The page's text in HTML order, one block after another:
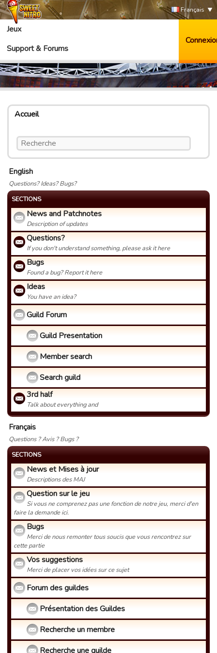
Français
Jeux
Support & Forums
Accueil
English
Questions? Ideas? Bugs?
SECTIONS
News and Patchnotes
Description of updates
Questions?
If you don't understand something, please ask it here
Bugs
Found a bug? Report it here
Ideas
You have an idea?
Guild Forum
Guild Presentation
Member search
Search guild
3rd half
Talk about everything and
Français
Questions ? Avis ? Bugs ?
SECTIONS
News et Mises à jour
Descriptions des MAJ
Question sur le jeu
Si vous ne comprenez pas une fonction de notre jeu, merci d'en
faire la demande ici.
Bugs
Merci de nous remonter tous soucis que vous rencontrez sur
cette partie
Vos suggestions
Merci de placer vos idées sur ce sujet
Forum des guildes
Présentation des Guildes
Recherche un membre
Recherche une guilde